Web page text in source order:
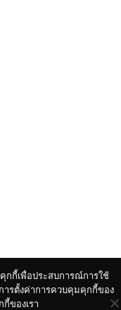
กกี้เพื่อประสบการณ์การใช้
รตั้งค่าการควบคุมคุกกี้ของ
ของเรา